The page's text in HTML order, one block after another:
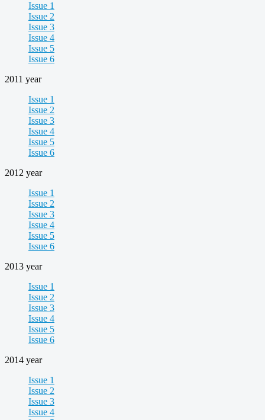
Issue 1
Issue 2
Issue 3
Issue 4
Issue 5
Issue 6
2011 year
Issue 1
Issue 2
Issue 3
Issue 4
Issue 5
Issue 6
2012 year
Issue 1
Issue 2
Issue 3
Issue 4
Issue 5
Issue 6
2013 year
Issue 1
Issue 2
Issue 3
Issue 4
Issue 5
Issue 6
2014 year
Issue 1
Issue 2
Issue 3
Issue 4